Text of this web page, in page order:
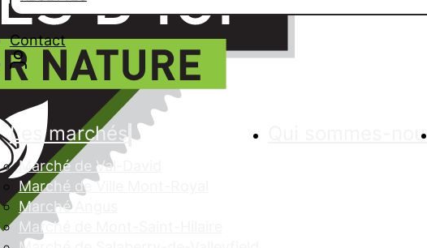
Contact
Les marchés
Marché de Val-David
Marché de Ville Mont-Royal
Marché Angus
Marché de Mont-Saint-Hilaire
Qui sommes-nous